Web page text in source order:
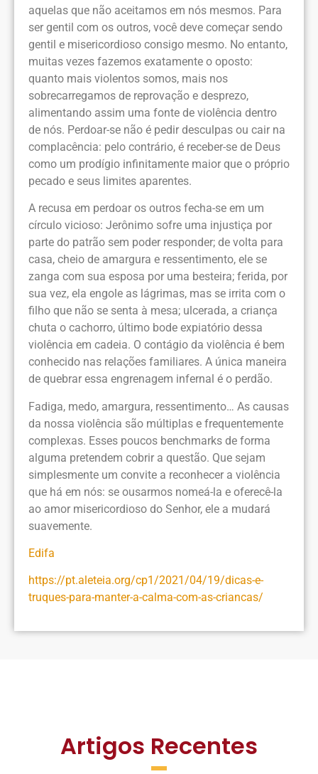
aquelas que não aceitamos em nós mesmos. Para
ser gentil com os outros, você deve começar sendo
gentil e misericordioso consigo mesmo. No entanto,
muitas vezes fazemos exatamente o oposto:
quanto mais violentos somos, mais nos
sobrecarregamos de reprovação e desprezo,
alimentando assim uma fonte de violência dentro
de nós. Perdoar-se não é pedir desculpas ou cair na
complacência: pelo contrário, é receber-se de Deus
como um prodígio infinitamente maior que o próprio
pecado e seus limites aparentes.
A recusa em perdoar os outros fecha-se em um
círculo vicioso: Jerônimo sofre uma injustiça por
parte do patrão sem poder responder; de volta para
casa, cheio de amargura e ressentimento, ele se
zanga com sua esposa por uma besteira; ferida, por
sua vez, ela engole as lágrimas, mas se irrita com o
filho que não se senta à mesa; ulcerada, a criança
chuta o cachorro, último bode expiatório dessa
violência em cadeia. O contágio da violência é bem
conhecido nas relações familiares. A única maneira
de quebrar essa engrenagem infernal é o perdão.
Fadiga, medo, amargura, ressentimento… As causas
da nossa violência são múltiplas e frequentemente
complexas. Esses poucos benchmarks de forma
alguma pretendem cobrir a questão. Que sejam
simplesmente um convite a reconhecer a violência
que há em nós: se ousarmos nomeá-la e oferecê-la
ao amor misericordioso do Senhor, ele a mudará
suavemente.
Edifa
https://pt.aleteia.org/cp1/2021/04/19/dicas-e-
truques-para-manter-a-calma-com-as-criancas/
Artigos Recentes